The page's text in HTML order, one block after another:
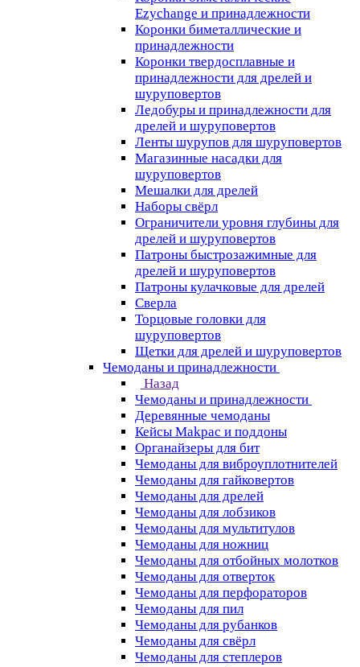
Ezychange и принадлежности
Коронки биметаллические и
принадлежности
Коронки твердосплавные и
принадлежности для дрелей и
шуруповертов
Ледобуры и принадлежности для
дрелей и шуруповертов
Ленты шурупов для шуруповертов
Магазинные насадки для
шуруповертов
Мешалки для дрелей
Наборы свёрл
Ограничители уровня глубины для
дрелей и шуруповертов
Патроны быстрозажимные для
дрелей и шуруповертов
Патроны кулачковые для дрелей
Сверла
Торцовые головки для
шуруповертов
Щетки для дрелей и шуруповертов
Чемоданы и принадлежности
Назад
Чемоданы и принадлежности
Деревянные чемоданы
Кейсы Makpac и поддоны
Органайзеры для бит
Чемоданы для виброуплотнителей
Чемоданы для гайковертов
Чемоданы для дрелей
Чемоданы для лобзиков
Чемоданы для мультитулов
Чемоданы для ножниц
Чемоданы для отбойных молотков
Чемоданы для отверток
Чемоданы для перфораторов
Чемоданы для пил
Чемоданы для рубанков
Чемоданы для свёрл
Чемоданы для степлеров